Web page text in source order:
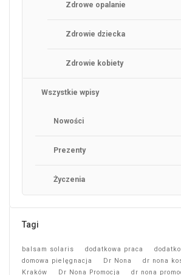
Zdrowe opalanie
Zdrowie dziecka
Zdrowie kobiety
Wszystkie wpisy
Nowości
Prezenty
Życzenia
Tagi
balsam solaris dodatkowa praca
domowa pielęgnacja
Dr Nona dr nona
Kraków
Dr Nona Promocja dr nona